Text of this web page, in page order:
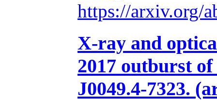
https://arxiv.org/
X-ray and
2017 outburst
J0049.4-7323.